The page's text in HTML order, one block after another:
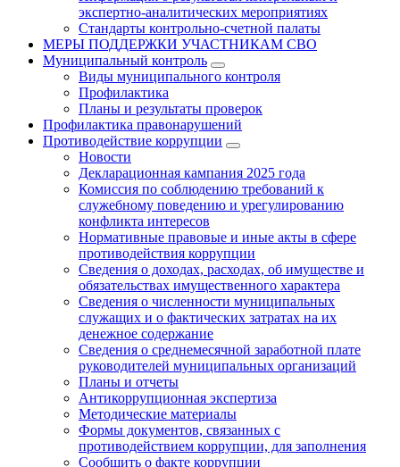
экспертно-аналитических мероприятиях
Стандарты контрольно-счетной палаты
МЕРЫ ПОДДЕРЖКИ УЧАСТНИКАМ СВО
Муниципальный контроль
Виды муниципального контроля
Профилактика
Планы и результаты проверок
Профилактика правонарушений
Противодействие коррупции
Новости
Декларационная кампания 2025 года
Комиссия по соблюдению требований к
служебному поведению и урегулированию
конфликта интересов
Нормативные правовые и иные акты в сфере
противодействия коррупции
Сведения о доходах, расходах, об имуществе и
обязательствах имущественного характера
Сведения о численности муниципальных
служащих и о фактических затратах на их
денежное содержание
Сведения о среднемесячной заработной плате
руководителей муниципальных организаций
Планы и отчеты
Антикоррупционная экспертиза
Методические материалы
Формы документов, связанных с
противодействием коррупции, для заполнения
Сообщить о факте коррупции